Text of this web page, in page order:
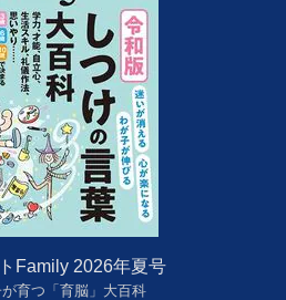
Family 2026年夏号
育つ「育脳」大百科